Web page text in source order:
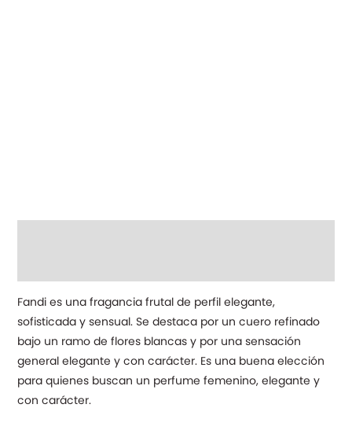
Fandi es una fragancia frutal de perfil elegante,
sofisticada y sensual. Se destaca por un cuero refinado
bajo un ramo de flores blancas y por una sensación
general elegante y con carácter. Es una buena elección
para quienes buscan un perfume femenino, elegante y
con carácter.